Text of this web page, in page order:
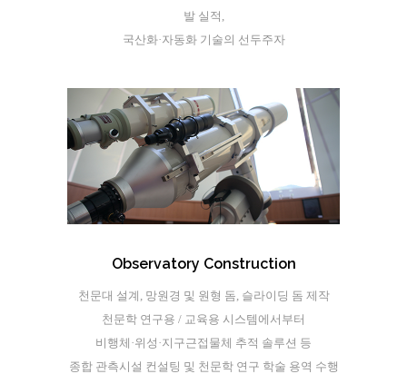
발 실적,
국산화·자동화 기술의 선두주자
Observatory Construction
천문대 설계, 망원경 및 원형 돔, 슬라이딩 돔 제작
천문학 연구용 / 교육용 시스템에서부터
비행체·위성·지구근접물체 추적 솔루션 등
종합 관측시설 컨설팅 및 천문학 연구 학술 용역 수행